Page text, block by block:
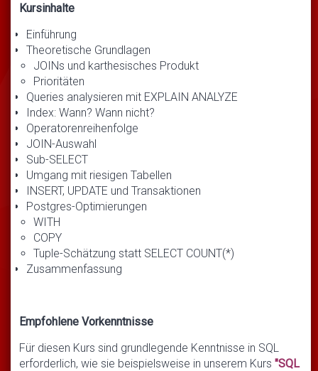
Kursinhalte
Einführung
Theoretische Grundlagen
JOINs und karthesisches Produkt
Prioritäten
Queries analysieren mit EXPLAIN ANALYZE
Index: Wann? Wann nicht?
Operatorenreihenfolge
JOIN-Auswahl
Sub-SELECT
Umgang mit riesigen Tabellen
INSERT, UPDATE und Transaktionen
Postgres-Optimierungen
WITH
COPY
Tuple-Schätzung statt SELECT COUNT(*)
Zusammenfassung
Empfohlene Vorkenntnisse
Für diesen Kurs sind grundlegende Kenntnisse in SQL
erforderlich, wie sie beispielsweise in unserem Kurs "SQL